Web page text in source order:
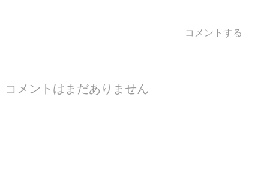
コメントする
コメントはまだありません